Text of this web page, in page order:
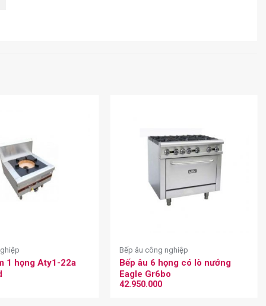
1 họng Aty1-22a
Bếp âu công nghiệp
Bếp âu 6 họng có lò nướng
Eagle Gr6bo
42.950.000